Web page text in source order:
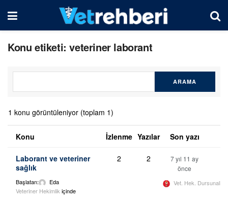
Konu etiketi: veteriner laborant
1 konu görüntüleniyor (toplam 1)
Konu İzlenme Yazılar Son yazı
Laborant ve veteriner
sağlık
Başlatan:
Eda
Veteriner Hekimlik içinde
2 2
7 yıl 11 ay
önce
Vet. Hek. Dursunali